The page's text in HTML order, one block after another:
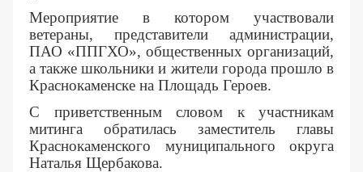
Мероприятие в котором участвовали
ветераны, представители администрации,
ПАО «ППГХО», общественных организаций,
а также школьники и жители города прошло в
Краснокаменске на Площадь Героев.
С приветственным словом к участникам
митинга обратилась заместитель главы
Краснокаменского муниципального округа
Наталья Щербакова.